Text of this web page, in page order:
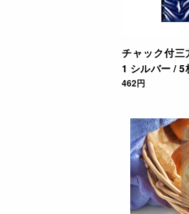
チャック付三
1 シルバー / 5
462円